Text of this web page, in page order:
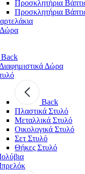
Προσκλητήρια
Προσκλητήρια
Δώρα
Back
Δώρα
Back
Πλαστικά Στυλό
Μεταλλικά Στυλό
Οικολογικά Στυλό
Σετ Στυλό
Θήκες Στυλό